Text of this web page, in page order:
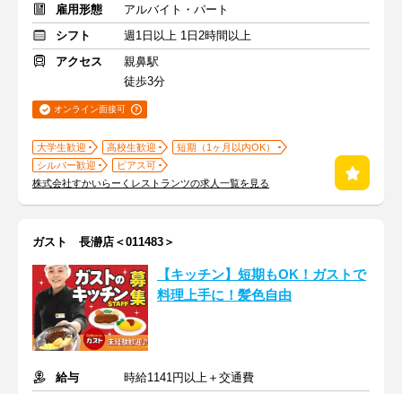
雇用形態
アルバイト・パート
シフト
週1日以上 1日2時間以上
アクセス
親鼻駅
徒歩3分
オンライン面接可
大学生歓迎 高校生歓迎
短期（1ヶ月以内OK）
シルバー歓迎
ピアス可
株式会社すかいらーくレストランツの求人一覧を見る
ガスト 長瀞店＜011483＞
【キッチン】短期もOK！ガストで
料理上手に！髪色自由
給与
時給1141円以上＋交通費